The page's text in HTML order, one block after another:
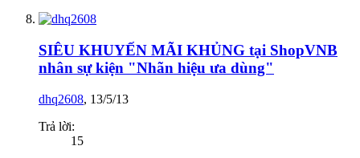
SIÊU KHUYẾN MÃI KHỦNG tại ShopVNB
nhân sự kiện "Nhãn hiệu ưa dùng"
dhq2608, 13/5/13
Trả lời:
15